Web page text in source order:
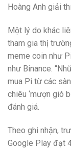
Hoàng Anh giải
Một lý do khác
tham gia thị
meme coin như
như Binance.
mua Pi từ các
chiêu ‘mượn gió
đánh giá.
Theo ghi nhận,
Google Play đạt